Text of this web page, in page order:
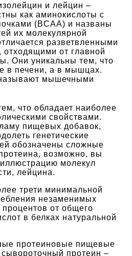
и лейцин –
как аминокислоты с
(BCAA) и названы
их молекулярной
разветвленными
отходящими от главной
Они уникальны тем, что
в печени, а в мышцах.
мышечными
что обладает наиболее
свойствами.
пищевых добавок,
генетические
обозначены сложные
возможно, вы
молекул
лейцина.
трети минимальной
незаменимых
от общего
в белках натуральной
протеиновые пищевые
сывороточный протеин –